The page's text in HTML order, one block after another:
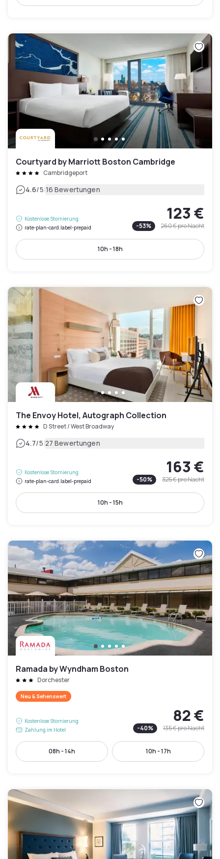
Courtyard by Marriott Boston Cambridge
Cambridgeport
4.6/5|16 Bewertungen
Kostenlose Stornierung
rate-plan-card.label-prepaid
123 €
-53% 260 €pro Nacht
10h - 18h
The Envoy Hotel, Autograph Collection
D Street / West Broadway
4.7/5|27 Bewertungen
Kostenlose Stornierung
rate-plan-card.label-prepaid
163 €
-50% 325 €pro Nacht
10h - 15h
Ramada by Wyndham Boston
Dorchester
Neu & Sehenswert
Kostenlose Stornierung
Zahlung im Hotel
82 €
-40% 135 €pro Nacht
08h - 14h 10h - 17h